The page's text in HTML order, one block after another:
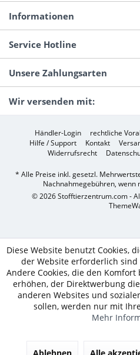
Informationen
Service Hotline
Unsere Zahlungsarten
Wir versenden mit:
Händler-Login rechtliche
Hilfe / Support
Kontakt
Widerrufsrecht
* Alle Preise inkl. gesetzl.
Nachnahmegebühren, wenn
© 2026 Stofftierzentrum.com -
Diese Website benutzt Cookies,
der Website erforderlich
Andere Cookies, die den
erhöhen, der Direktwerbung
anderen Websites und
sollen, werden nur mit
Mehr